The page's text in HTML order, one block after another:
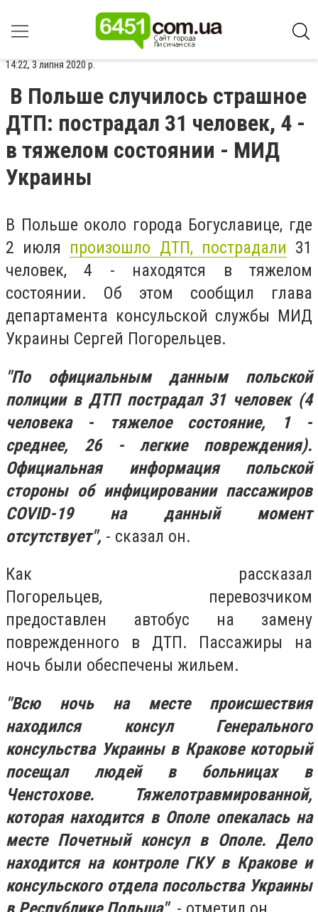
14:22, 3 липня 2020 р.
В Польше случилось страшное
ДТП: пострадал 31 человек, 4 -
в тяжелом состоянии - МИД
Украины
В Польше около города Богуславице, где
2 июля произошло ДТП, пострадали 31
человек, 4 - находятся в тяжелом
состоянии. Об этом сообщил глава
департамента консульской службы МИД
Украины Сергей Погорельцев.
"По официальным данным польской
полиции в ДТП пострадал 31 человек (4
человека - тяжелое состояние, 1 -
среднее, 26 - легкие повреждения).
Официальная информация польской
стороны об инфицировании пассажиров
СOVID-19 на данный момент
отсутствует", - сказал он.
Как рассказал
Погорельцев, перевозчиком
предоставлен автобус на замену
поврежденного в ДТП. Пассажиры на
ночь были обеспечены жильем.
"Всю ночь на месте происшествия
находился консул Генерального
консульства Украины в Кракове который
посещал людей в больницах в
Ченстохове. Тяжелотравмированной,
которая находится в Ополе опекалась на
месте Почетный консул в Ополе. Дело
находится на контроле ГКУ в Кракове и
консульского отдела посольства Украины